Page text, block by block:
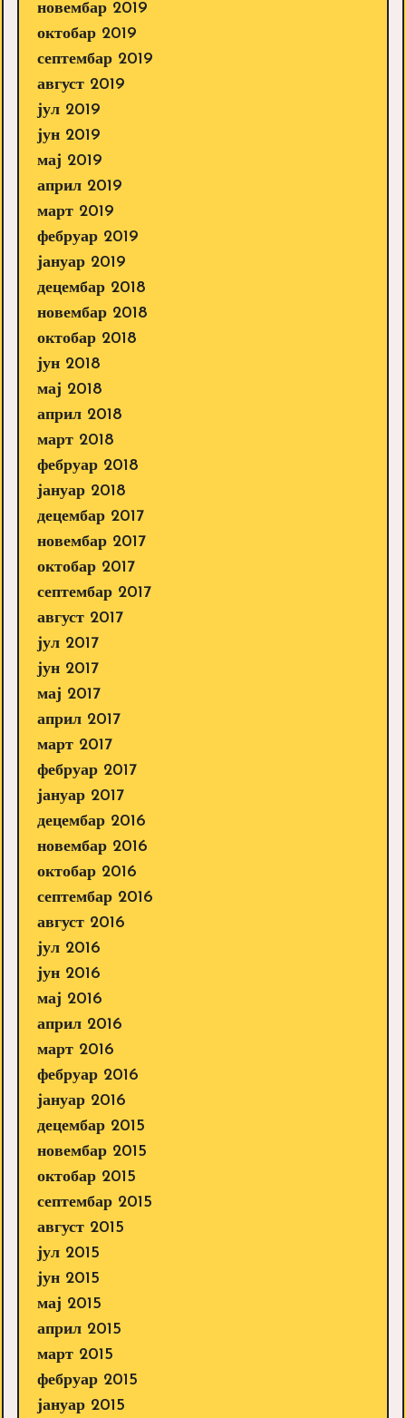
новембар 2019
октобар 2019
септембар 2019
август 2019
јул 2019
јун 2019
мај 2019
април 2019
март 2019
фебруар 2019
јануар 2019
децембар 2018
новембар 2018
октобар 2018
јун 2018
мај 2018
април 2018
март 2018
фебруар 2018
јануар 2018
децембар 2017
новембар 2017
октобар 2017
септембар 2017
август 2017
јул 2017
јун 2017
мај 2017
април 2017
март 2017
фебруар 2017
јануар 2017
децембар 2016
новембар 2016
октобар 2016
септембар 2016
август 2016
јул 2016
јун 2016
мај 2016
април 2016
март 2016
фебруар 2016
јануар 2016
децембар 2015
новембар 2015
октобар 2015
септембар 2015
август 2015
јул 2015
јун 2015
мај 2015
април 2015
март 2015
фебруар 2015
јануар 2015